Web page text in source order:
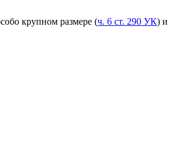
крупном размере (ч. 6 ст. 290 УК) и